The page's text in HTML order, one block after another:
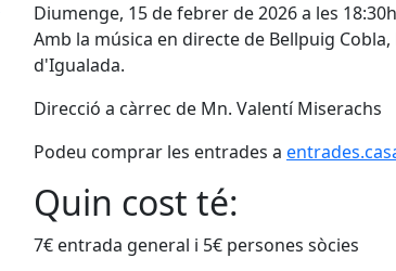
Diumenge, 15 de febrer de 2026 a les 18:30h
Amb la música en directe de Bellpuig
d'Igualada.
Direcció a càrrec de Mn. Valentí Miserachs
Podeu comprar les entrades a
Quin cost té:
7€ entrada general i 5€ persones sòcies